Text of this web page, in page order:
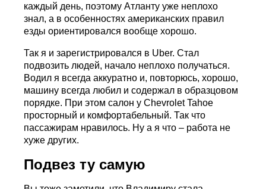
каждый день, поэтому Атланту уже неплохо
знал, а в особенностях американских правил
езды ориентировался вообще хорошо.
Так я и зарегистрировался в Uber. Стал
подвозить людей, начало неплохо получаться.
Водил я всегда аккуратно и, повторюсь, хорошо,
машину всегда любил и содержал в образцовом
порядке. При этом салон у Chevrolet Tahoe
просторный и комфортабельный. Так что
пассажирам нравилось. Ну а я что – работа не
хуже других.
Подвез ту самую